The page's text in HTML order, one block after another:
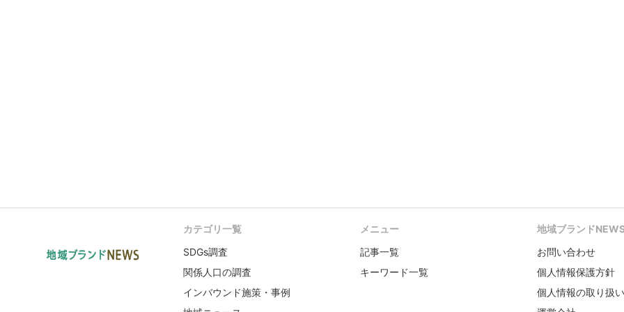
カテゴリ一覧
SDGs調査
関係人口の調査
インバウンド施策・事例
メニュー
記事一覧
キーワード一覧
地域ブランド
お問い合わせ
個人情報保護方針
個人情報の取り扱い